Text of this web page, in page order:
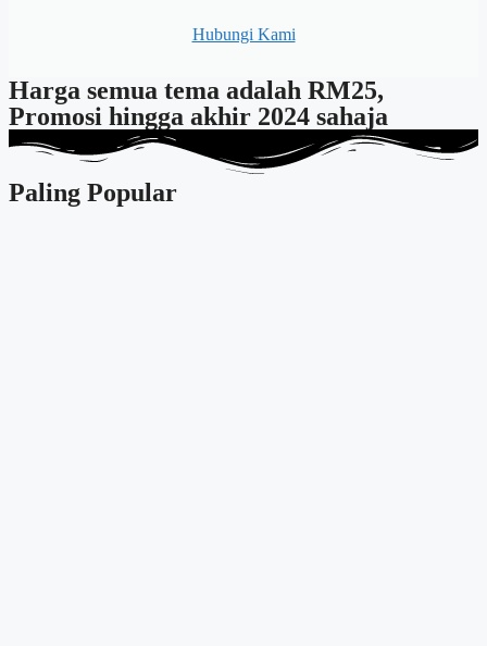
Hubungi Kami
Harga semua tema adalah RM25,
Promosi hingga akhir 2024 sahaja
Paling Popular